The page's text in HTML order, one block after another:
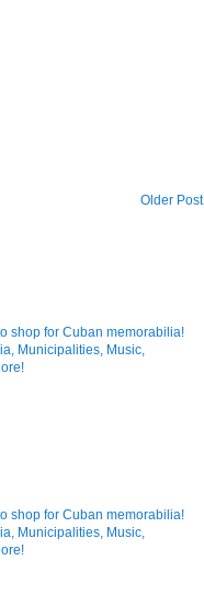
Older Post